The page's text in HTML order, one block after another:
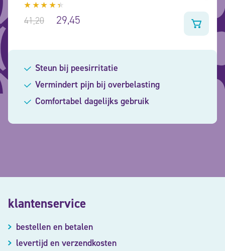
Gewaardeerd
4.20
41,20 29,45
Steun bij peesirritatie
Vermindert pijn bij overbelasting
Comfortabel dagelijks gebruik
klantenservice
bestellen en betalen
levertijd en verzendkosten